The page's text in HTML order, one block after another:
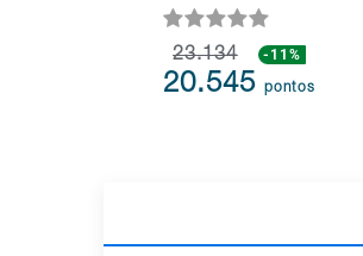
23.134 -11%
20.545pontos